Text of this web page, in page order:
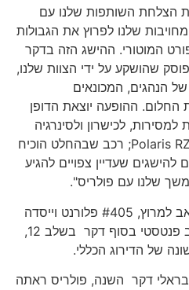
השותפות שלנו עם
שלנו לפרוץ את הגבולות
ההישג הזה בדקר
שהושקע על ידי הצוות שלנו,
הנהגים, המכונאים
ההופעה יוצאת הדופן
לכישרון ולסינרגיה
הבלתי חלקה בינם לבין ה-Polaris RZR; רכב שבהחלט הוכיח
שעדיין צפויים להגיע
שלנו עם פולריס".
חברי הצוות של סבסטיאן לואב למרוץ, #405 פלורנט וייסדה
של הדירוג הכללי.
דקר השנה, פולריס ראתה